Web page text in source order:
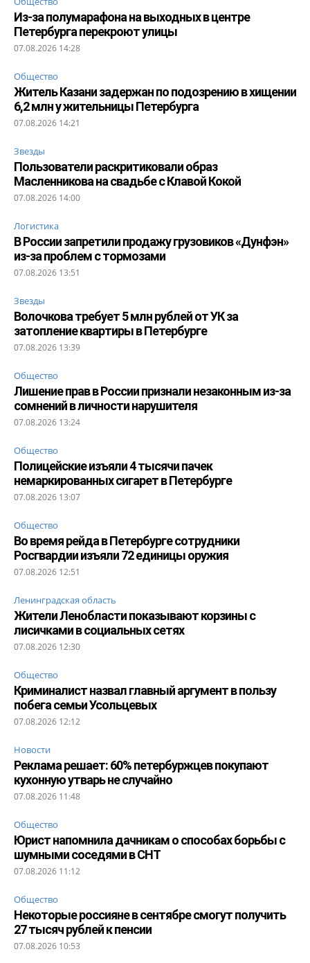
Из-за полумарафона на выходных в центре
Петербурга перекроют улицы
07.08.2026 14:28
Общество
Житель Казани задержан по подозрению в хищении
6,2 млн у жительницы Петербурга
07.08.2026 14:21
Звезды
Пользователи раскритиковали образ
Масленникова на свадьбе с Клавой Кокой
07.08.2026 14:00
Логистика
В России запретили продажу грузовиков «Дунфэн»
из-за проблем с тормозами
07.08.2026 13:51
Звезды
Волочкова требует 5 млн рублей от УК за
затопление квартиры в Петербурге
07.08.2026 13:39
Общество
Лишение прав в России признали незаконным из-за
сомнений в личности нарушителя
07.08.2026 13:24
Общество
Полицейские изъяли 4 тысячи пачек
немаркированных сигарет в Петербурге
07.08.2026 13:07
Общество
Во время рейда в Петербурге сотрудники
Росгвардии изъяли 72 единицы оружия
07.08.2026 12:51
Ленинградская область
Жители Ленобласти показывают корзины с
лисичками в социальных сетях
07.08.2026 12:30
Общество
Криминалист назвал главный аргумент в пользу
побега семьи Усольцевых
07.08.2026 12:12
Новости
Реклама решает: 60% петербуржцев покупают
кухонную утварь не случайно
07.08.2026 11:48
Общество
Юрист напомнила дачникам о способах борьбы с
шумными соседями в СНТ
07.08.2026 11:12
Общество
Некоторые россияне в сентябре смогут получить
27 тысяч рублей к пенсии
07.08.2026 10:53